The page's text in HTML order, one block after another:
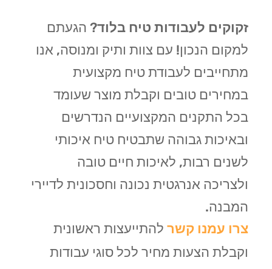
זקוקים לעבודות טיח בלוד? הגעתם
למקום הנכון! עם צוות ותיק ומנוסה, אנו
מתחייבים לעבודת טיח מקצועית
במחירים טובים וקבלת מוצר שעומד
בכל התקנים המקצועיים הנדרשים
ובאיכות גבוהה שתבטיח טיח איכותי
לשנים רבות, לאיכות חיים טובה
ולצריכה אנרגטית נכונה וחסכונית לדיירי
המבנה.
צרו עמנו קשרלהתייעצות ראשונית
וקבלת הצעות מחיר לכל סוגי עבודות